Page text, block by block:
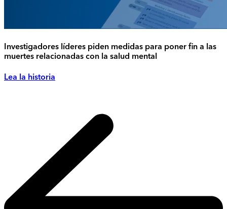
Investigadores líderes piden medidas para poner fin a las
muertes relacionadas con la salud mental
Lea la historia